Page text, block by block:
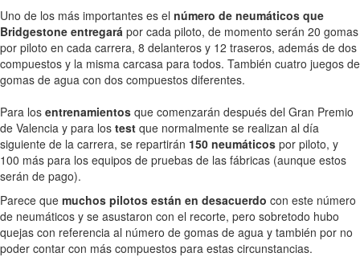
Uno de los más importantes es el número de neumáticos que
Bridgestone entregará por cada piloto, de momento serán 20 gomas
por piloto en cada carrera, 8 delanteros y 12 traseros, además de dos
compuestos y la misma carcasa para todos. También cuatro juegos de
gomas de agua con dos compuestos diferentes.
Para los entrenamientos que comenzarán después del Gran Premio
de Valencia y para los test que normalmente se realizan al día
siguiente de la carrera, se repartirán 150 neumáticos por piloto, y
100 más para los equipos de pruebas de las fábricas (aunque estos
serán de pago).
Parece que muchos pilotos están en desacuerdo con este número
de neumáticos y se asustaron con el recorte, pero sobretodo hubo
quejas con referencia al número de gomas de agua y también por no
poder contar con más compuestos para estas circunstancias.